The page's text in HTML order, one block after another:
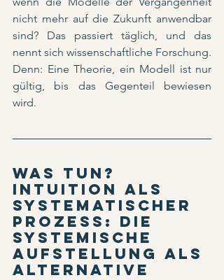
nicht mehr auf die Zukunft anwendbar
sind? Das passiert täglich, und das
nennt sich wissenschaftliche Forschung.
Denn: Eine Theorie, ein Modell ist nur
gültig, bis das Gegenteil bewiesen
wird.
Was tun?
Intuition als
systematischer
Prozess: Die
systemische
Aufstellung als
Alternative